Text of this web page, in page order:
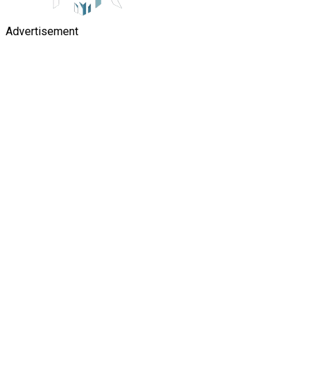
Advertisement